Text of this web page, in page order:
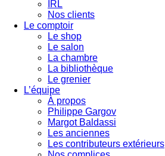
IRL
Nos clients
Le comptoir
Le shop
Le salon
La chambre
La bibliothèque
Le grenier
L’équipe
À propos
Philippe Gargov
Margot Baldassi
Les anciennes
Les contributeurs extérieurs